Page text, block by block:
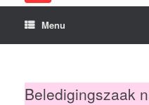
Menu
Beledigingszaak